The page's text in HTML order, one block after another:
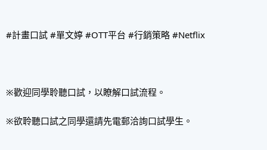
#計畫口試 #單文婷 #OTT平台 #行銷策略 #Netflix
※歡迎同學聆聽口試，以瞭解口試流程。
※欲聆聽口試之同學還請先電郵洽詢口試學生。